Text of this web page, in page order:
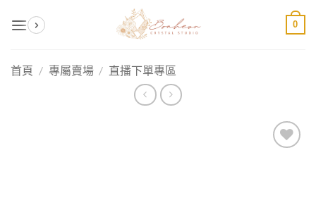
0
首頁 / 專屬賣場 / 直播下單專區